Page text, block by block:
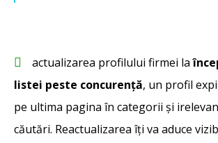
actualizarea profilului firmei la
listei peste concurență, un profil
pe ultima pagina în categorii și
căutări. Reactualizarea îți va aduce